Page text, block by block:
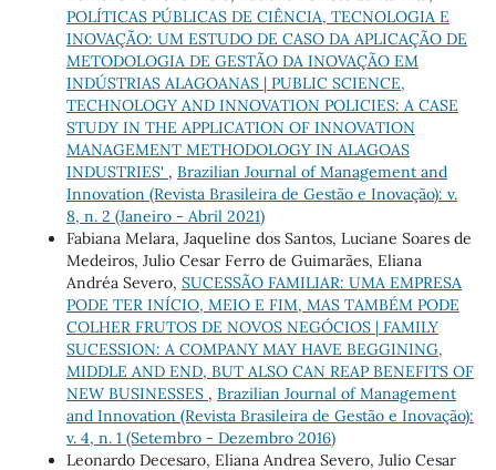
POLÍTICAS PÚBLICAS DE CIÊNCIA, TECNOLOGIA E
INOVAÇÃO: UM ESTUDO DE CASO DA APLICAÇÃO DE
METODOLOGIA DE GESTÃO DA INOVAÇÃO EM
INDÚSTRIAS ALAGOANAS | PUBLIC SCIENCE,
TECHNOLOGY AND INNOVATION POLICIES: A CASE
STUDY IN THE APPLICATION OF INNOVATION
MANAGEMENT METHODOLOGY IN ALAGOAS
INDUSTRIES' , Brazilian Journal of Management and
Innovation (Revista Brasileira de Gestão e Inovação): v.
8, n. 2 (Janeiro - Abril 2021)
Fabiana Melara, Jaqueline dos Santos, Luciane Soares de
Medeiros, Julio Cesar Ferro de Guimarães, Eliana
Andréa Severo, SUCESSÃO FAMILIAR: UMA EMPRESA
PODE TER INÍCIO, MEIO E FIM, MAS TAMBÉM PODE
COLHER FRUTOS DE NOVOS NEGÓCIOS | FAMILY
SUCESSION: A COMPANY MAY HAVE BEGGINING,
MIDDLE AND END, BUT ALSO CAN REAP BENEFITS OF
NEW BUSINESSES , Brazilian Journal of Management
and Innovation (Revista Brasileira de Gestão e Inovação):
v. 4, n. 1 (Setembro - Dezembro 2016)
Leonardo Decesaro, Eliana Andrea Severo, Julio Cesar